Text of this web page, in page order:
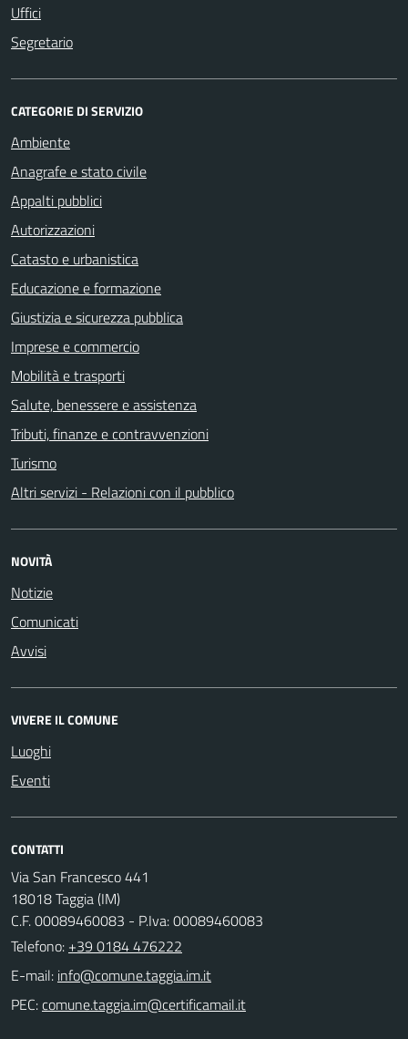
Uffici
Segretario
CATEGORIE DI SERVIZIO
Ambiente
Anagrafe e stato civile
Appalti pubblici
Autorizzazioni
Catasto e urbanistica
Educazione e formazione
Giustizia e sicurezza pubblica
Imprese e commercio
Mobilità e trasporti
Salute, benessere e assistenza
Tributi, finanze e contravvenzioni
Turismo
Altri servizi - Relazioni con il pubblico
NOVITÀ
Notizie
Comunicati
Avvisi
VIVERE IL COMUNE
Luoghi
Eventi
CONTATTI
Via San Francesco 441
18018 Taggia (IM)
C.F. 00089460083 - P.Iva: 00089460083
Telefono: +39 0184 476222
E-mail:
PEC: